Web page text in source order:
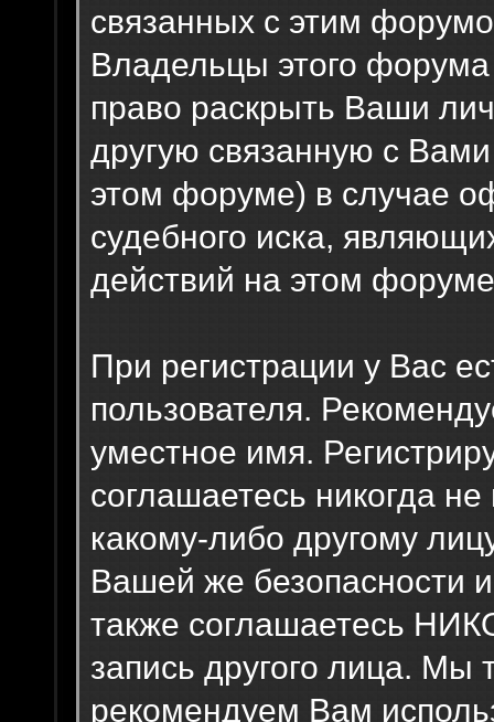
связанных с этим
Владельцы этого
право раскрыть Ваши
другую связанную с
этом форуме) в случае
судебного иска,
действий на этом
При регистрации у Вас
пользователя.
уместное имя.
соглашаетесь никогда
какому-либо другому
Вашей же безопасности
также соглашаетесь
запись другого лица.
рекомендуем Вам